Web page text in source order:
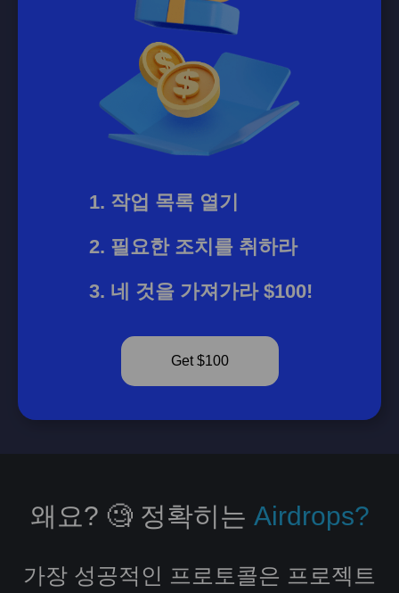
작업 목록 열기
필요한 조치를 취하라
네 것을 가져가라 $100!
Get $100
왜요? 🧐 정확히는 Airdrops?
가장 성공적인 프로토콜은 프로젝트